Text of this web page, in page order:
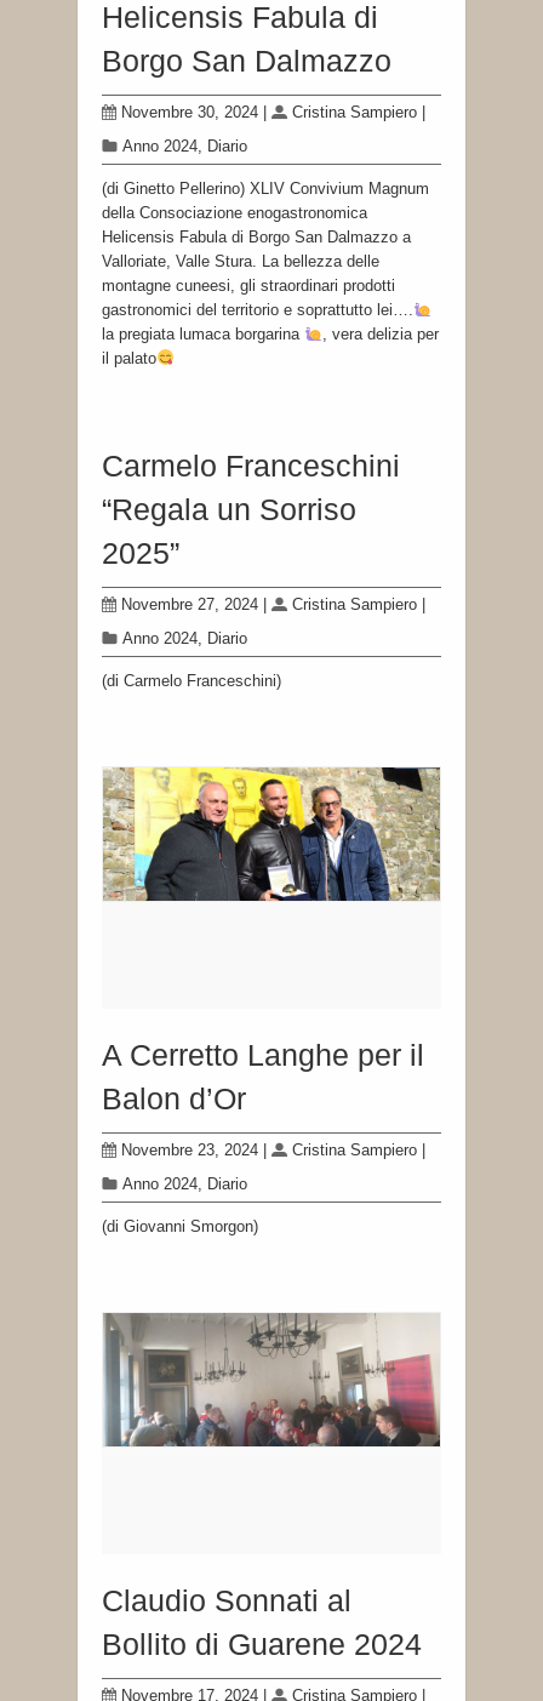
Helicensis Fabula di
Borgo San Dalmazzo
Novembre 30, 2024 Cristina Sampiero
Anno 2024, Diario
(di Ginetto Pellerino) XLIV Convivium Magnum
della Consociazione enogastronomica
Helicensis Fabula di Borgo San Dalmazzo a
Valloriate, Valle Stura. La bellezza delle
montagne cuneesi, gli straordinari prodotti
gastronomici del territorio e soprattutto lei….
la pregiata lumaca borgarina
, vera delizia per
il palato
Carmelo Franceschini
“Regala un Sorriso
2025”
Novembre 27, 2024 Cristina Sampiero
Anno 2024, Diario
(di Carmelo Franceschini)
A Cerretto Langhe per il
Balon d’Or
Novembre 23, 2024 Cristina Sampiero
Anno 2024, Diario
(di Giovanni Smorgon)
Claudio Sonnati al
Bollito di Guarene 2024
Novembre 17, 2024 Cristina Sampiero